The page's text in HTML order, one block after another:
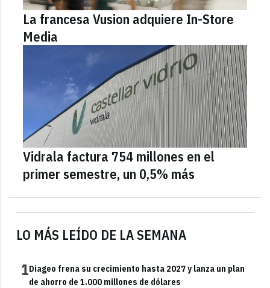
LO MÁS LEÍDO DE LA SEMANA
1Diageo frena su crecimiento hasta 2027 y lanza un plan
de ahorro de 1.000 millones de dólares
La francesa Vusion adquiere In-Store
Media
Vidrala factura 754 millones en el
primer semestre, un 0,5% más